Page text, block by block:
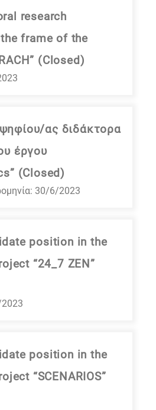
research
frame of the
(Closed)
ας διδάκτορα
έργου
(Closed)
30/6/2023
position in the
“24_7 ZEN”
position in the
“SCENARIOS”